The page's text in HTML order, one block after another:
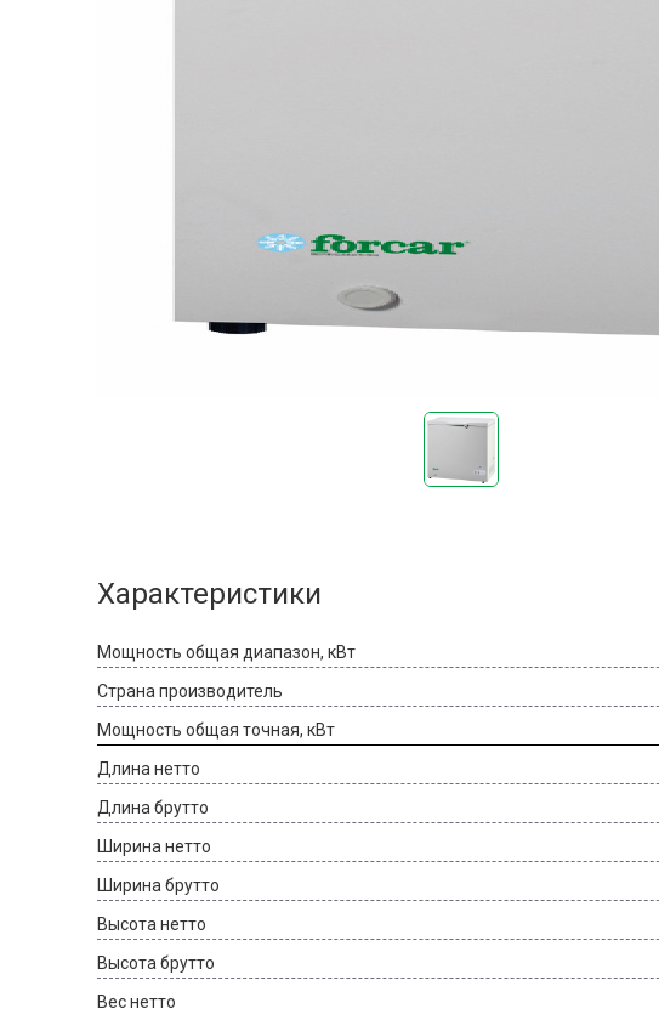
Характеристики
Мощность общая диапазон, кВт
Страна производитель
Мощность общая точная, кВт
Длина нетто
Длина брутто
Ширина нетто
Ширина брутто
Высота нетто
Высота брутто
Вес нетто